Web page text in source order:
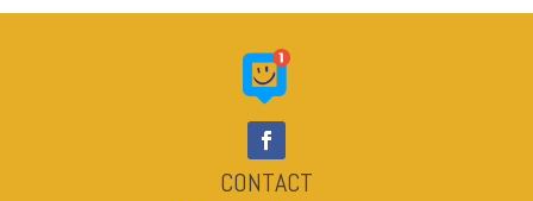
CONTACT